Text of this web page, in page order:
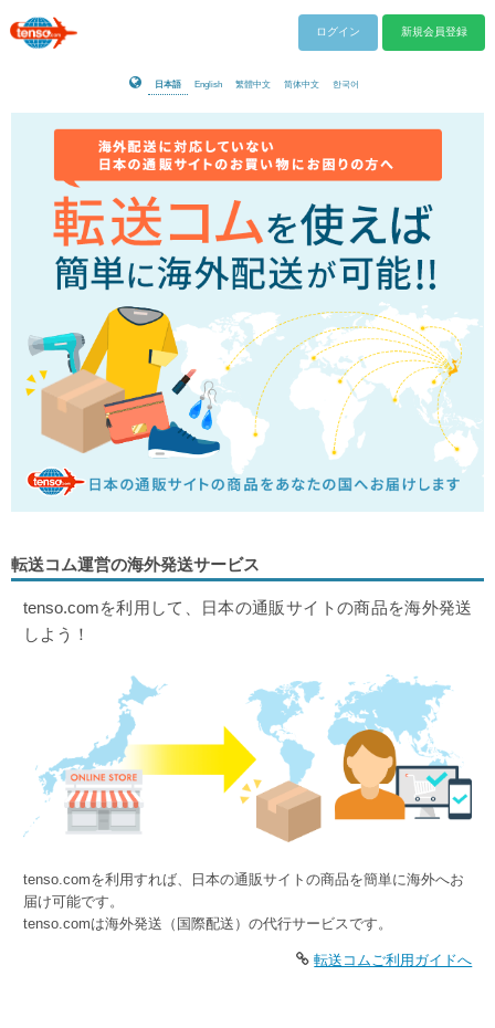
ログイン 新規会員登録
日本語 English 繁體中文 简体中文 한국어
転送コム運営の海外発送サービス
tenso.comを利用して、日本の通販サイトの商品を海外発送
しよう！
tenso.comを利用すれば、日本の通販サイトの商品を簡単に海外へお
届け可能です。
tenso.comは海外発送（国際配送）の代行サービスです。
転送コムご利用ガイドへ